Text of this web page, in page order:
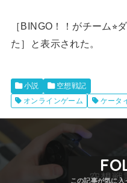
［BINGO！！がチーム⭐︎
た］と表示された。
小説
空想戦記
オンラインゲーム
ケータ